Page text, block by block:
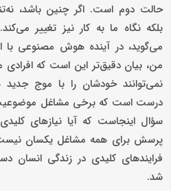
حالت دوم است. اگر چنین باشد،
بلکه نگاه ما به کار نیز تغییر
می‌گوید، در آینده هوش مصنوعی با
من، بیان دقیق‌تر این است که افرادی
نمی‌توانند خودشان را با موج
درست است که برخی مشاغل
سؤال اینجاست که آیا نیازهای
پرسش برای همه مشاغل یکسان
فرایندهای کلیدی در زندگی
شد.